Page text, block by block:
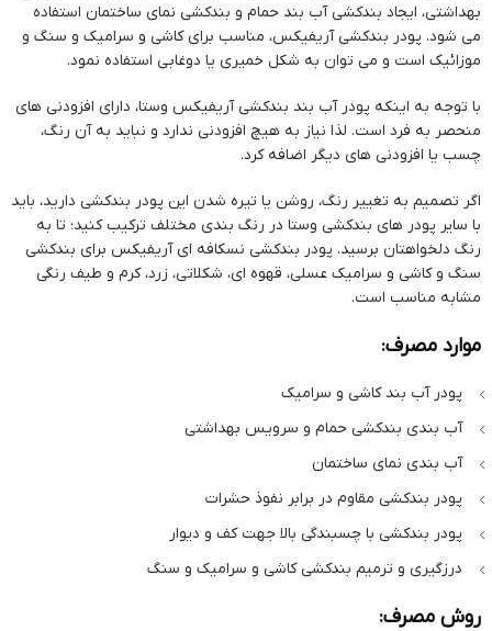
بهداشتی، ایجاد بندکشی آب بند حمام و بندکشی نمای ساختمان استفاده
می شود. پودر بندکشی آریفیکس، مناسب برای کاشی و سرامیک و سنگ و
موزائیک است و می توان به شکل خمیری یا دوغابی استفاده نمود.
با توجه به اینکه پودر آب بند بندکشی آریفیکس وستا، دارای افزودنی های
منحصر به فرد است. لذا نیاز به هیچ افزودنی ندارد و نباید به آن رنگ،
چسب یا افزودنی های دیگر اضافه کرد.
اگر تصمیم به تغییر رنگ، روشن یا تیره شدن این پودر بندکشی دارید، باید
با سایر پودر های بندکشی وستا در رنگ بندی مختلف ترکیب کنید؛ تا به
رنگ دلخواهتان برسید. پودر بندکشی نسکافه ای آریفیکس برای بندکشی
سنگ و کاشی و سرامیک عسلی، قهوه ای، شکلاتی، زرد، کرم و طیف رنگی
مشابه مناسب است.
موارد مصرف:
پودر آب بند کاشی و سرامیک
آب بندی بندکشی حمام و سرویس بهداشتی
آب بندی نمای ساختمان
پودر بندکشی مقاوم در برابر نفوذ حشرات
پودر بندکشی با چسبندگی بالا جهت کف و دیوار
درزگیری و ترمیم بندکشی کاشی و سرامیک و سنگ
روش مصرف: